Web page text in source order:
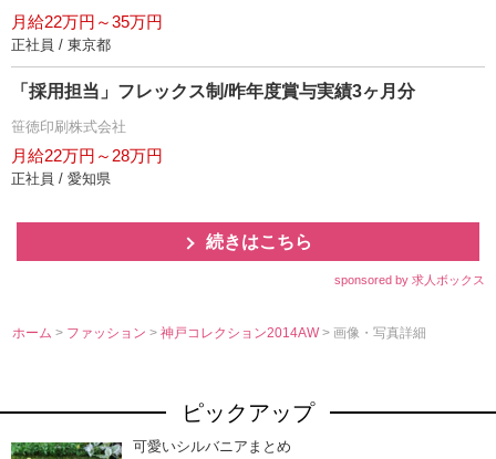
月給22万円～35万円
正社員 / 東京都
「採用担当」フレックス制/昨年度賞与実績3ヶ月分
笹徳印刷株式会社
月給22万円～28万円
正社員 / 愛知県
続きはこちら
sponsored by 求人ボックス
ホーム > ファッション>神戸コレクション2014AW> 画像・写真詳細
ピックアップ
可愛いシルバニアまとめ